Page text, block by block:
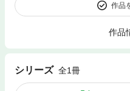
作品
作品
シリーズ 全1冊